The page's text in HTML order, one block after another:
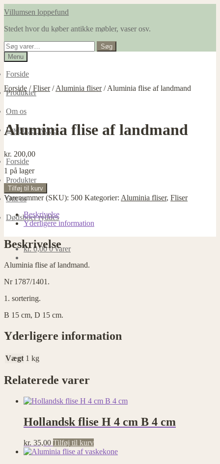
Spring
navigation
Spring
indhold
Villumsen loppefund
Stedet hvor du køber antikke møbler, vaser osv.
Søg
efter:
Søg
Menu
Forside
Produkter
Om os
Dødsboer ryddes
Forside
Produkter
Om os
Dødsboer ryddes
kr.0,00 0 varer
Forside /Fliser/Aluminia fliser/Aluminia flise af landmand
Aluminia flise af landmand
kr. 200,00
1 på lager
Aluminia
flise
af
landmand
antal
Tilføj til kurv
Varenummer (SKU): 500 Kategorier: Aluminia fliser, Fliser
Beskrivelse
Yderligere information
Beskrivelse
Aluminia flise af landmand.
Nr 1787/1401.
1. sortering.
B 15 cm, D 15 cm.
Yderligere information
Vægt 1 kg
Relaterede varer
Hollandsk flise H 4 cm B 4 cm
kr. 35,00 Tilføj til kurv